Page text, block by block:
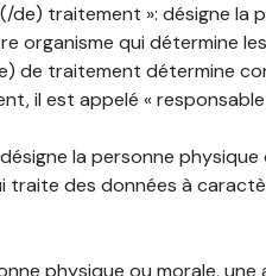
de) traitement »: désigne la
organisme qui détermine
de traitement détermine
il est appelé «
la personne
traite des données à
physique ou morale,